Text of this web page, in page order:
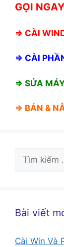
GỌI
⇒ CÀI
⇒ CÀI
⇒ SỬA
⇒ BÁN &
Tìm
Bài viết
Cài Win Và